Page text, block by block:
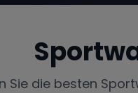
Sie die besten